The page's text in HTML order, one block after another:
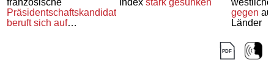
französische
Präsidentschaftskandidatin
beruft sich auf
Index stark gesunken
gegen
Länder